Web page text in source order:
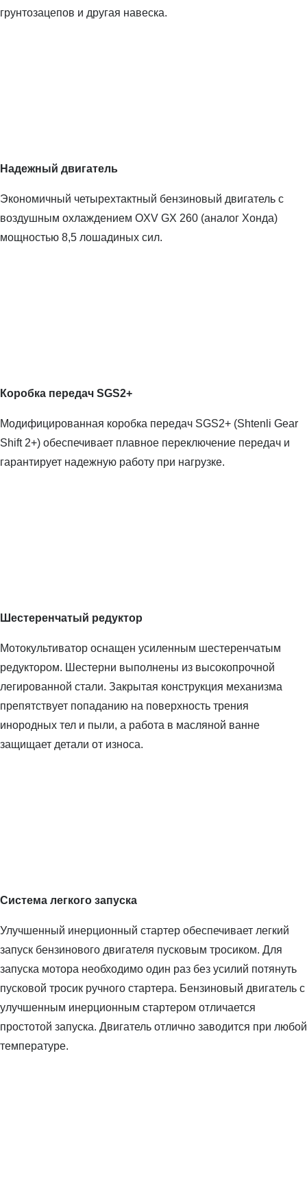
грунтозацепов и другая навеска.
Надежный двигатель
Экономичный четырехтактный бензиновый двигатель с
воздушным охлаждением OXV GX 260 (аналог Хонда)
мощностью 8,5 лошадиных сил.
Коробка передач SGS2+
Модифицированная коробка передач SGS2+ (Shtenli Gear
Shift 2+) обеспечивает плавное переключение передач и
гарантирует надежную работу при нагрузке.
Шестеренчатый редуктор
Мотокультиватор оснащен усиленным шестеренчатым
редуктором. Шестерни выполнены из высокопрочной
легированной стали. Закрытая конструкция механизма
препятствует попаданию на поверхность трения
инородных тел и пыли, а работа в масляной ванне
защищает детали от износа.
Система легкого запуска
Улучшенный инерционный стартер обеспечивает легкий
запуск бензинового двигателя пусковым тросиком. Для
запуска мотора необходимо один раз без усилий потянуть
пусковой тросик ручного стартера. Бензиновый двигатель с
улучшенным инерционным стартером отличается
простотой запуска. Двигатель отлично заводится при любой
температуре.